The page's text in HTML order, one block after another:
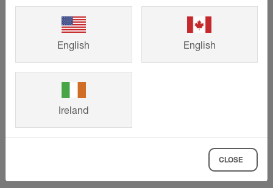
Om oss
Våra produkt-highlights
Profiler
English English
Ireland
CLOSE